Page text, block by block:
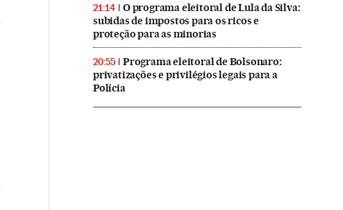
21:14
O programa eleitoral de Lula da Silva:
subidas de impostos para os ricos e
proteção para as minorias
20:55
Programa eleitoral de Bolsonaro:
privatizações e privilégios legais para a
Polícia